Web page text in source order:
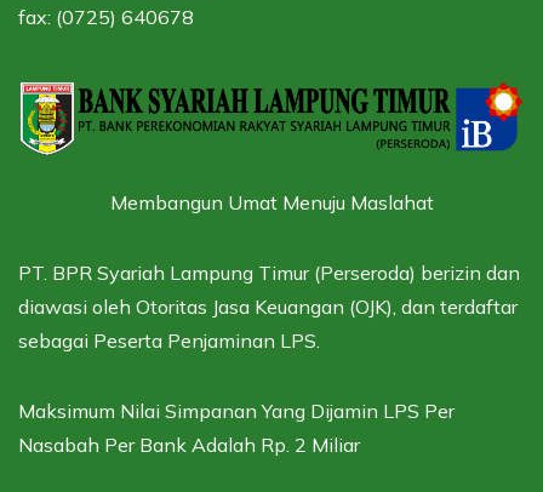
fax: (0725) 640678
Membangun Umat Menuju Maslahat
PT. BPR Syariah Lampung Timur (Perseroda) berizin dan
diawasi oleh Otoritas Jasa Keuangan (OJK), dan terdaftar
sebagai Peserta Penjaminan LPS.
Maksimum Nilai Simpanan Yang Dijamin LPS Per
Nasabah Per Bank Adalah Rp. 2 Miliar